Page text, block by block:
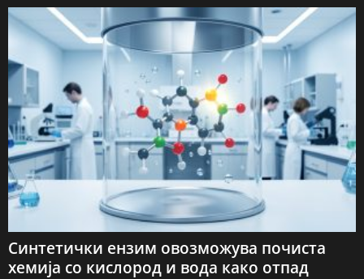
Синтетички ензим овозможува почиста
хемија со кислород и вода како отпад